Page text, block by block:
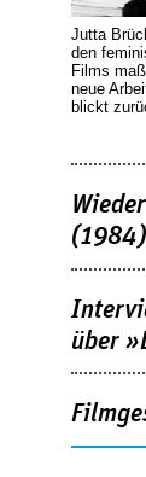
Jutta
den
Films
neue
blickt
(1984)
über